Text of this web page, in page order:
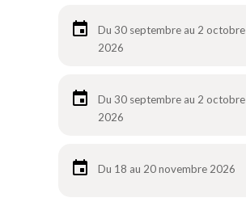
Du 30 septembre au 2 octobre
2026
Du 30 septembre au 2 octobre
2026
Du 18 au 20 novembre 2026